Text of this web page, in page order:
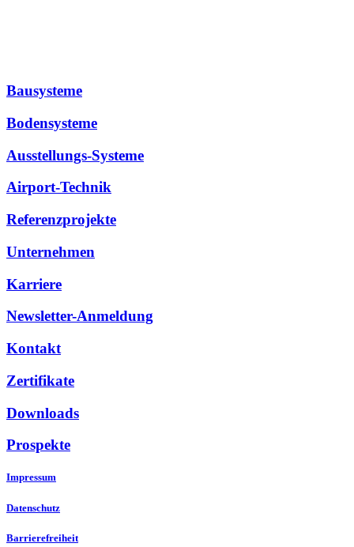
Bausysteme
Bodensysteme
Ausstellungs-Systeme
Airport-Technik
Referenzprojekte
Unternehmen
Karriere
Newsletter-Anmeldung
Kontakt
Zertifikate
Downloads
Prospekte
Impressum
Datenschutz
Barrierefreiheit